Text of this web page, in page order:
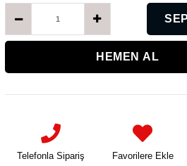
Telefonla Sipariş Favorilere Ekle